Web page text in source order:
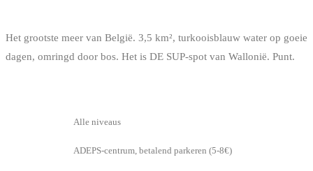
Het grootste meer van België. 3,5 km², turkooisblauw water op goeie
dagen, omringd door bos. Het is DE SUP-spot van Wallonië. Punt.
Alle niveaus
ADEPS-centrum, betalend parkeren (5-8€)